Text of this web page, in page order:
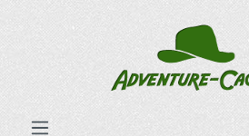
Zum Hauptinhalt springen